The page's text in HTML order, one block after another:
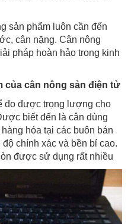
sản phẩm luôn cần đến
cân nặng. Cân nông
pháp hoàn hảo trong kinh
của cân nông sản điện tử
đo được trọng lượng cho
biết đến là cân dùng
hóa tại các buôn bán
chính xác và bền bỉ cao.
được sử dụng rất nhiều